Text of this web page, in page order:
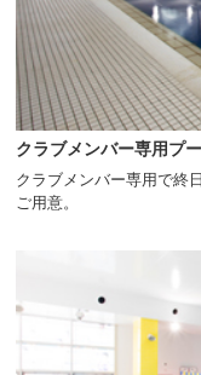
クラブメンバー専用プ
クラブメンバー専用で終
ご用意。